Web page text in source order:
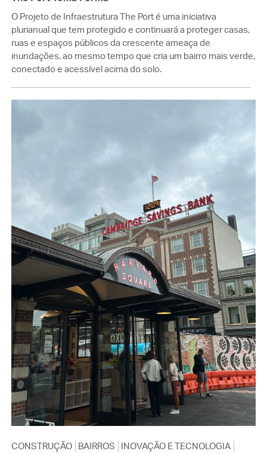
O Projeto de Infraestrutura The Port é uma iniciativa
plurianual que tem protegido e continuará a proteger casas,
ruas e espaços públicos da crescente ameaça de
inundações, ao mesmo tempo que cria um bairro mais verde,
conectado e acessível acima do solo.
CONSTRUÇÃO BAIRROS
INOVAÇÃO E TECNOLOGIA